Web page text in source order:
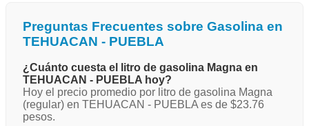
Preguntas Frecuentes sobre Gasolina en
TEHUACAN - PUEBLA
¿Cuánto cuesta el litro de gasolina Magna en
TEHUACAN - PUEBLA hoy?
Hoy el precio promedio por litro de gasolina Magna
(regular) en TEHUACAN - PUEBLA es de $23.76
pesos.